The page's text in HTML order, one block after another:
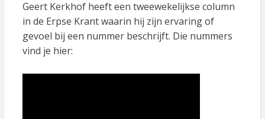
Geert Kerkhof heeft een tweewekelijkse column
in de Erpse Krant waarin hij zijn ervaring of
gevoel bij een nummer beschrijft. Die nummers
vind je hier: